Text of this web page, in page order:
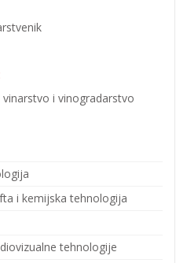
i vinogradarstvo
i kemijska tehnologija
tehnologije